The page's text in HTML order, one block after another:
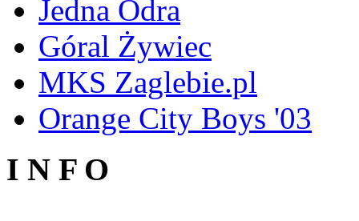
Jedna Odra
Góral Żywiec
MKS Zaglebie.pl
Orange City Boys '03
I N F O